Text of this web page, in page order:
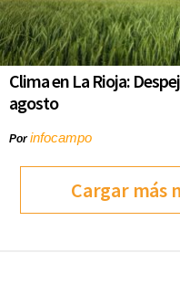
Clima en La Rioja:
agosto
Porinfocampo
Cargar más